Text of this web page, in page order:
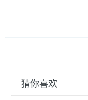
猜你喜欢